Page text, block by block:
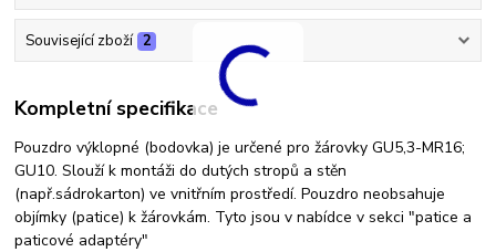
Související zboží 2
Kompletní specifikace
Pouzdro výklopné (bodovka) je určené pro žárovky GU5,3-MR16;
GU10. Slouží k montáži do dutých stropů a stěn
(např.sádrokarton) ve vnitřním prostředí. Pouzdro neobsahuje
objímky (patice) k žárovkám. Tyto jsou v nabídce v sekci "patice a
paticové adaptéry"